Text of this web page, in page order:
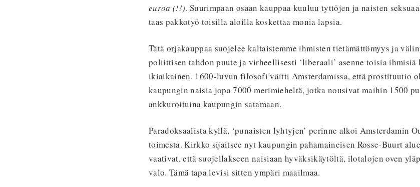
euroa (!!). Suurimpaan osaan kauppaa kuuluu tyttöjen ja naisten
taas pakkotyö toisilla aloilla koskettaa monia lapsia.
Tätä orjakauppaa suojelee kaltaistemme ihmisten tietämättömyys ja
poliittisen tahdon puute ja virheellisesti ‘liberaali’ asenne toisia ihmisiä
ikiaikainen. 1600-luvun filosofi väitti Amsterdamissa, että prostituutio
kaupungin naisia jopa 7000 merimieheltä, jotka nousivat maihin 1500
ankkuroituina kaupungin satamaan.
Paradoksaalista kyllä, ‘punaisten lyhtyjen’ perinne alkoi Amsterdamin
toimesta. Kirkko sijaitsee nyt kaupungin pahamaineisen Rosse-Buurt
vaativat, että suojellakseen naisiaan hyväksikäytöltä, ilotalojen oven
valo. Tämä tapa levisi sitten ympäri maailmaa.